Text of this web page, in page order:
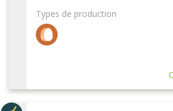
Types de production